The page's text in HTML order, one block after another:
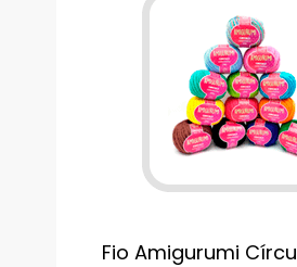
Fio Amigurumi